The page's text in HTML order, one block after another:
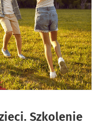
Szkolenie